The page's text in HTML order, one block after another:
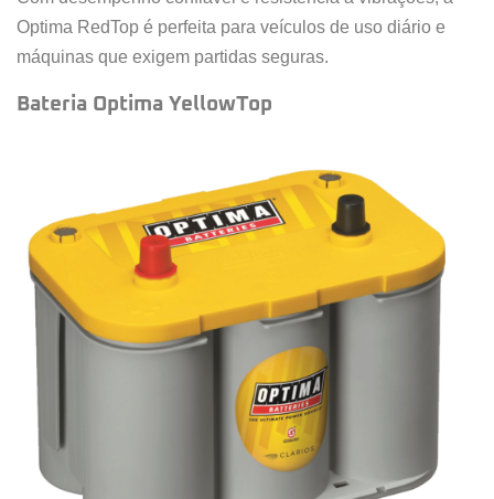
Optima RedTop é perfeita para veículos de uso diário e
máquinas que exigem partidas seguras.
Bateria Optima YellowTop